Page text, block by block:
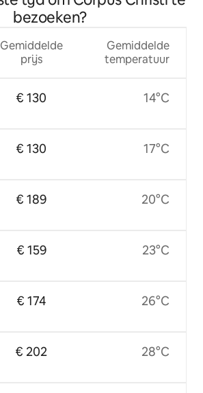
bezoeken?
Gemiddelde
prijs
€ 130
€ 130
€ 189
€ 159
€ 174
€ 202
Gemiddelde
temperatuur
14°C
17°C
20°C
23°C
26°C
28°C